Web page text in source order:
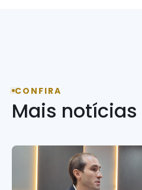
CONFIRA
Mais notícias